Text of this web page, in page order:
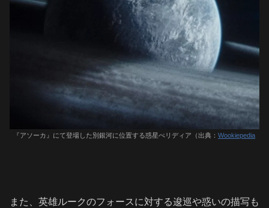
『アソーカ』にて登場した別銀河に位置する惑星ぺリディア（出典： Wookiepedia
また、英雄ルークのフォースに対する逡巡や惑いの描写も